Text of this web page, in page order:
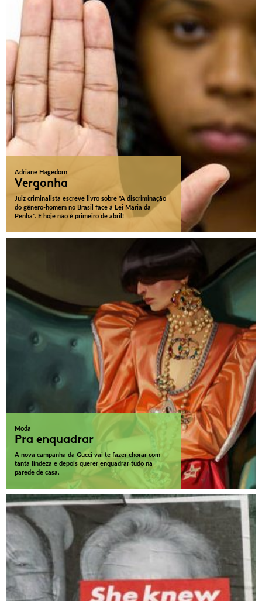
Adriane Hagedorn
Vergonha
Juiz criminalista escreve livro sobre "A discriminação
do gênero-homem no Brasil face à Lei Maria da
Penha". E hoje não é primeiro de abril!
Moda
Pra enquadrar
A nova campanha da Gucci vai te fazer chorar com
tanta lindeza e depois querer enquadrar tudo na
parede de casa.